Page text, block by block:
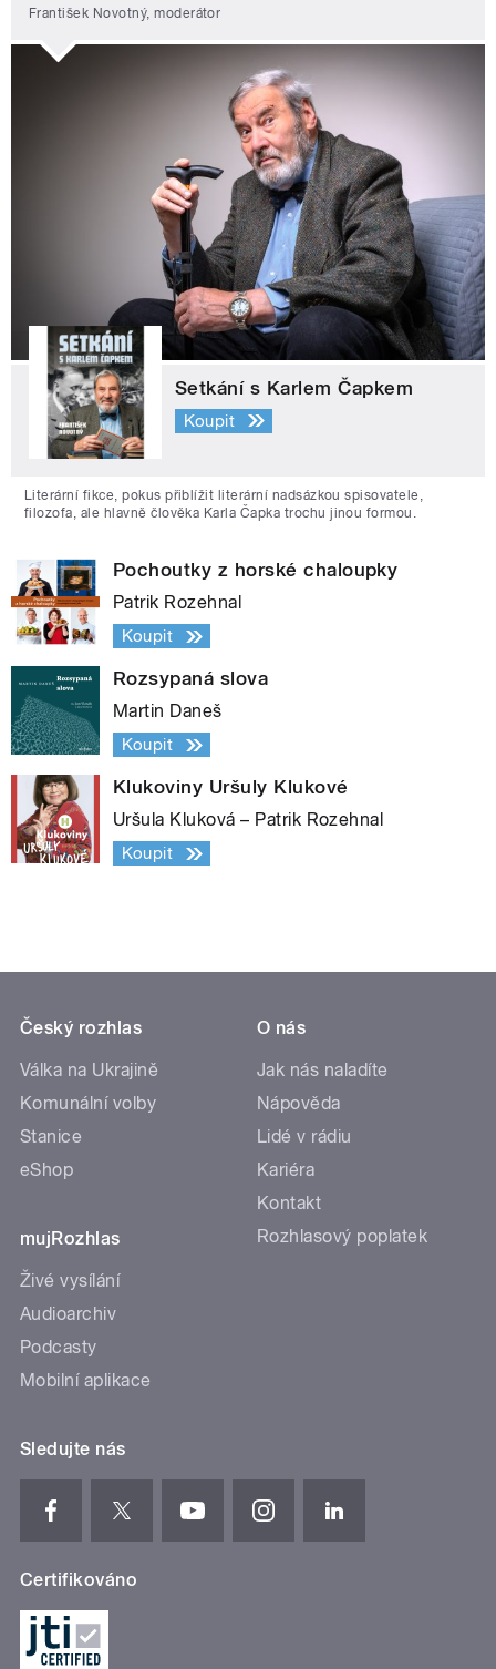
František Novotný, moderátor
Setkání s Karlem Čapkem
Koupit
Literární fikce, pokus přiblížit literární nadsázkou spisovatele,
filozofa, ale hlavně člověka Karla Čapka trochu jinou formou.
Pochoutky z horské chaloupky
Patrik Rozehnal
Koupit
Rozsypaná slova
Martin Daneš
Koupit
Klukoviny Uršuly Klukové
Uršula Kluková – Patrik Rozehnal
Koupit
Český rozhlas
Válka na Ukrajině
Komunální volby
Stanice
eShop
mujRozhlas
Živé vysílání
Audioarchiv
Podcasty
Mobilní aplikace
O nás
Jak nás naladíte
Nápověda
Lidé v rádiu
Kariéra
Kontakt
Rozhlasový poplatek
Sledujte nás
Certifikováno